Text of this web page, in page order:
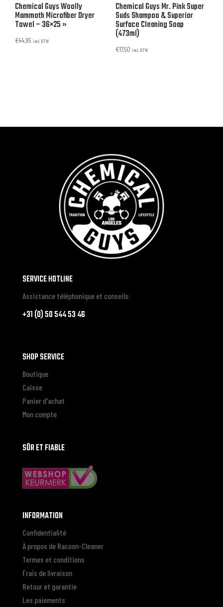
Chemical Guys Woolly
Mammoth Microfiber Dryer
Towel – 36×25 »
€44,95 incl. BTW
Chemical Guys Mr. Pink Super
Suds Shampoo & Superior
Surface Cleaning Soap
(473ml)
€17,50 incl. BTW
SERVICE HOTLINE
Assistance téléphonique et conseils:
+31 (0) 50 544 53 46
SHOP SERVICE
Boutique
Caisse
Panier d'achat
Mon compte
SÛR ET FIABLE
INFORMATION
Confidentialité
À propos de Racoon-Cleaner
Termes et conditions
Frais de livraison
Retour et garantie
Les paiements